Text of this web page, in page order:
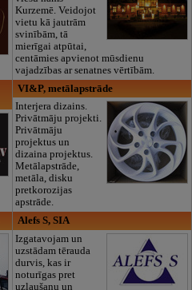
Kurzemē. Veidojot
vietu kā jautrām
svinībām, tā
mierīgai atpūtai,
centāmies apvienot mūsdienu
vajadzības ar senatnes vērtībām.
VI&P, metālapstrāde
Interjera dizains.
Privātmāju projekti.
Privātmāju
projektus un
dizaina projektus.
Metālapstrāde,
metāla, disku
pretkorozijas
apstrāde.
Alefs S, SIA
Izgatavojam un
uzstādam tērauda
durvis, kas ir
noturīgas pret
uzlaušanu un